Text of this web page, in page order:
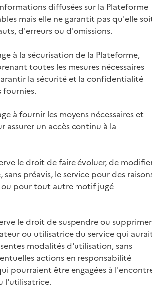
diffusées sur la Plateforme
mais elle ne garantit pas qu'elle
d'erreurs ou d'omissions.
à la sécurisation de la Plateforme,
toutes les mesures nécessaires
la sécurité et la confidentialité
fournies.
à fournir les moyens nécessaires et
assurer un accès continu à la
le droit de faire évoluer, de
sans préavis, le service pour des
pour tout autre motif jugé
le droit de suspendre ou supprimer
ou utilisatrice du service qui
modalités d'utilisation, sans
actions en responsabilité
pourraient être engagées à
l'utilisatrice.